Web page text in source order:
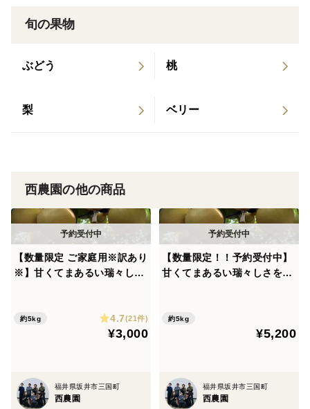
旬の果物
ぶどう 桃
梨 ベリー
西農園の他の商品
【数量限定 ご家庭用※訳あり
※】甘くてまあるい瑞々しさ
約5kg 4.7(21件)
¥3,000
福井県坂井市三国町
西農園
【数量限定！！予約受付中】
甘くてまあるい瑞々しさをお
約5kg
¥5,200
福井県坂井市三国町
西農園